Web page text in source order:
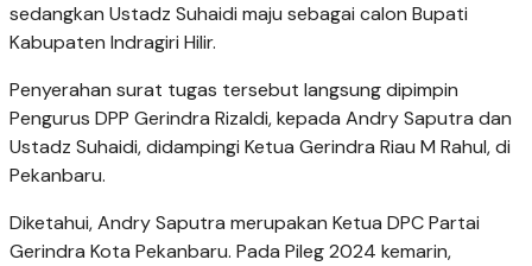
sedangkan Ustadz Suhaidi maju sebagai calon Bupati
Kabupaten Indragiri Hilir.
Penyerahan surat tugas tersebut langsung dipimpin
Pengurus DPP Gerindra Rizaldi, kepada Andry Saputra dan
Ustadz Suhaidi, didampingi Ketua Gerindra Riau M Rahul, di
Pekanbaru.
Diketahui, Andry Saputra merupakan Ketua DPC Partai
Gerindra Kota Pekanbaru. Pada Pileg 2024 kemarin,